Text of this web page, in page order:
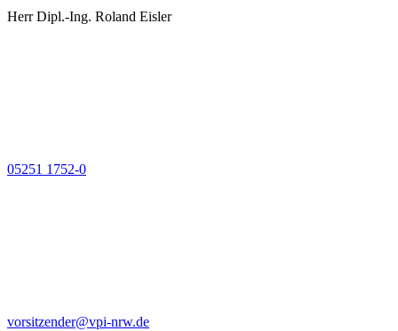
Herr Dipl.-Ing. Roland Eisler
05251 1752-0
vorsitzender@vpi-nrw.de